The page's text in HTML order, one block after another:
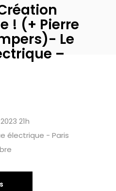
! (+ Pierre
Le
–
21h
électrique - Paris